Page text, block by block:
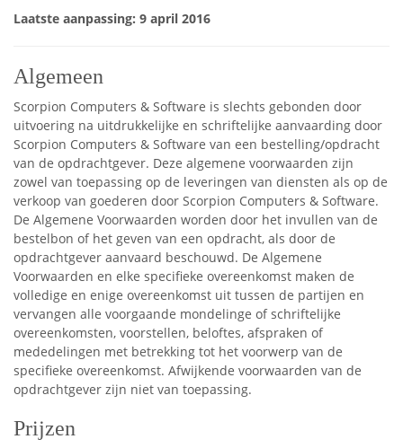
Laatste aanpassing: 9 april 2016
Algemeen
Scorpion Computers & Software is slechts gebonden door
uitvoering na uitdrukkelijke en schriftelijke aanvaarding door
Scorpion Computers & Software van een bestelling/opdracht
van de opdrachtgever. Deze algemene voorwaarden zijn
zowel van toepassing op de leveringen van diensten als op de
verkoop van goederen door Scorpion Computers & Software.
De Algemene Voorwaarden worden door het invullen van de
bestelbon of het geven van een opdracht, als door de
opdrachtgever aanvaard beschouwd. De Algemene
Voorwaarden en elke specifieke overeenkomst maken de
volledige en enige overeenkomst uit tussen de partijen en
vervangen alle voorgaande mondelinge of schriftelijke
overeenkomsten, voorstellen, beloftes, afspraken of
mededelingen met betrekking tot het voorwerp van de
specifieke overeenkomst. Afwijkende voorwaarden van de
opdrachtgever zijn niet van toepassing.
Prijzen